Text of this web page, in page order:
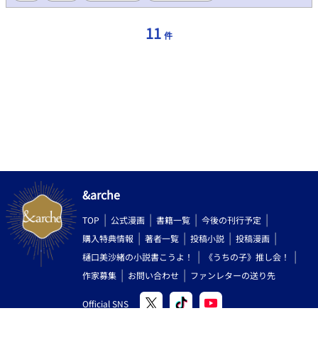
11 件
&arche
TOP 公式漫画 書籍一覧
今後の刊行予定
購入特典情報
著者一覧 投稿小説
投稿漫画
樋口美沙緒の小説書こうよ！
《うちの子》推し会！
作家募集
お問い合わせ ファンレターの送り先
Official SNS